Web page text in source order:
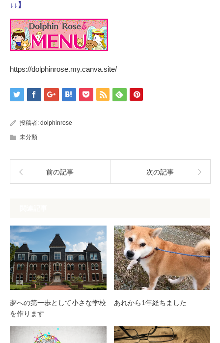
↓↓】
https://dolphinrose.my.canva.site/
投稿者: dolphinrose
未分類
前の記事 次の記事
夢への第一歩として小さな学校
を作ります
あれから1年経ちました